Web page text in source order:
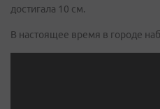
достигала 10 см.
В настоящее время в городе